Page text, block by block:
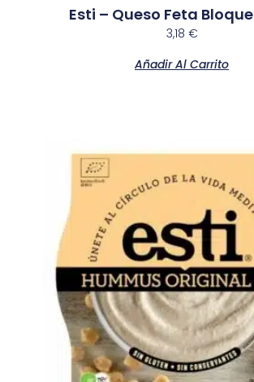
Esti – Queso Feta
3,18 €
Añadir Al Carrito